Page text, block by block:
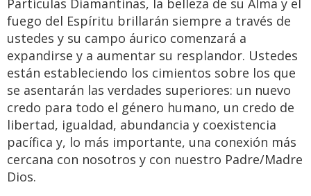
Partículas Diamantinas, la belleza de su Alma y el
fuego del Espíritu brillarán siempre a través de
ustedes y su campo áurico comenzará a
expandirse y a aumentar su resplandor. Ustedes
están estableciendo los cimientos sobre los que
se asentarán las verdades superiores: un nuevo
credo para todo el género humano, un credo de
libertad, igualdad, abundancia y coexistencia
pacífica y, lo más importante, una conexión más
cercana con nosotros y con nuestro Padre/Madre
Dios.